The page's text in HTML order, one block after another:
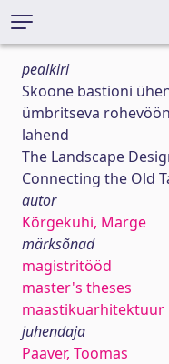
pealkiri
Skoone bastioni
ümbritseva
lahend
The Landscape
Connecting the Old
autor
Kõrgekuhi, Marge
märksõnad
magistritööd
master's theses
maastikuarhitektuur
juhendaja
Paaver, Toomas